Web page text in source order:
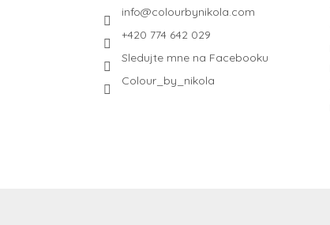
info@colourbynikola.com
+420 774 642 029
Sledujte mne na Facebooku
Colour_by_nikola